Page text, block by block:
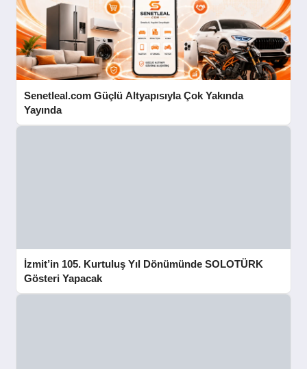
Senetleal.com Güçlü Altyapısıyla Çok Yakında
Yayında
İzmit’in 105. Kurtuluş Yıl Dönümünde SOLOTÜRK
Gösteri Yapacak